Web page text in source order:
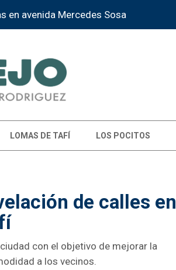
árabes y españolas
LOMAS DE TAFÍ LOS POCITOS
de calles en
con el objetivo de mejorar la
a los vecinos.